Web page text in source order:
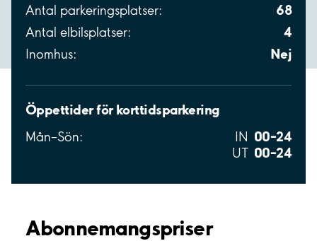
Antal parkeringsplatser: 68
Antal elbilsplatser: 4
Inomhus: Nej
Öppettider för korttidsparkering
Mån–Sön: IN 00–24
UT 00–24
Abonnemangspriser